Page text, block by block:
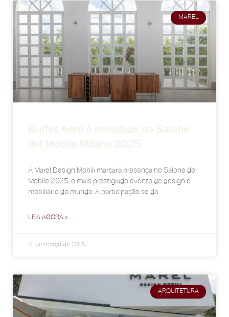
MAREL
Buffet Aero é novidade no Salone
del Mobile Milano 2025
A Marel Design Mobili marcará presença no Salone del
Mobile 2025, o mais prestigiado evento de design e
mobiliário do mundo. A participação se dá
LEIA AGORA »
31 de março de 2025
ARQUITETURA